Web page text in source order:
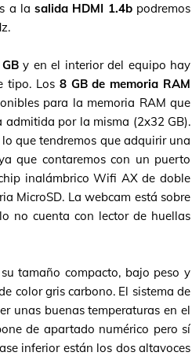
a lasalida HDMI 1.4bpodremos
y en el interior del equipo hay
tipo. Los 8 GB de memoria RAM
para la memoria RAM que
admitida por la misma (2x32 GB).
que tendremos que adquirir una
que contaremos con un puerto
inalámbrico Wifi AX de doble
MicroSD. La webcam está sobre
no cuenta con lector de huellas
tamaño compacto, bajo peso y
color gris carbono. El sistema de
unas buenas temperaturas en el
de apartado numérico pero sí
inferior están los dos altavoces